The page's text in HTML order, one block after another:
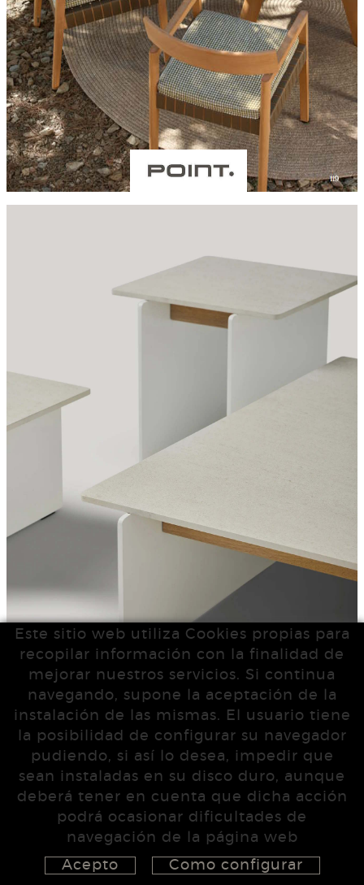
Este sitio web utiliza Cookies propias para
recopilar información con la finalidad de
mejorar nuestros servicios. Si continua
navegando, supone la aceptación de la
instalación de las mismas. El usuario tiene
la posibilidad de configurar su navegador
pudiendo, si así lo desea, impedir que
sean instaladas en su disco duro, aunque
deberá tener en cuenta que dicha acción
podrá ocasionar dificultades de
navegación de la página web
Acepto
Como configurar